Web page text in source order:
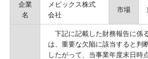
企業
名
メビックス株式
会社
市場
下記に記載した財務報告に係
は、重要な欠陥に該当すると判
したがって、当事業年度末日時